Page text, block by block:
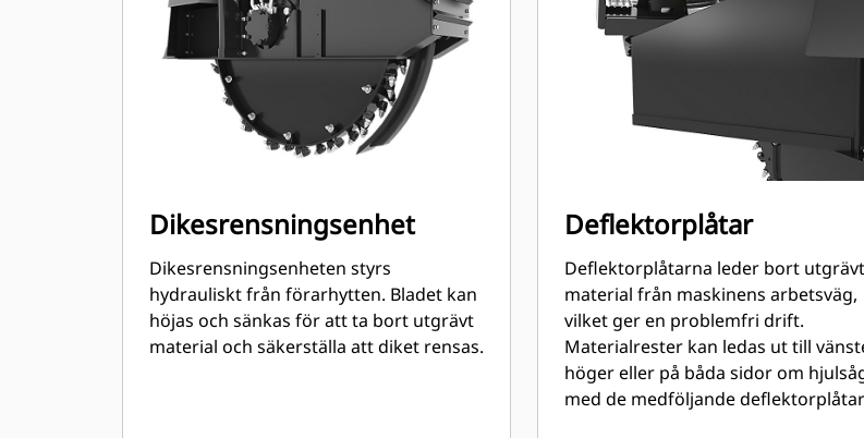
Dikesrensningsenhet
Dikesrensningsenheten styrs
hydrauliskt från förarhytten. Bladet kan
höjas och sänkas för att ta bort utgrävt
material och säkerställa att diket rensas.
Deflektorplåtar
Deflektorplåtarna leder bort utgrävt
material från maskinens arbetsväg,
vilket ger en problemfri drift.
Materialrester kan ledas ut till
höger eller på båda sidor om
med de medföljande